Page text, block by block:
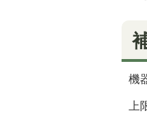
機
上